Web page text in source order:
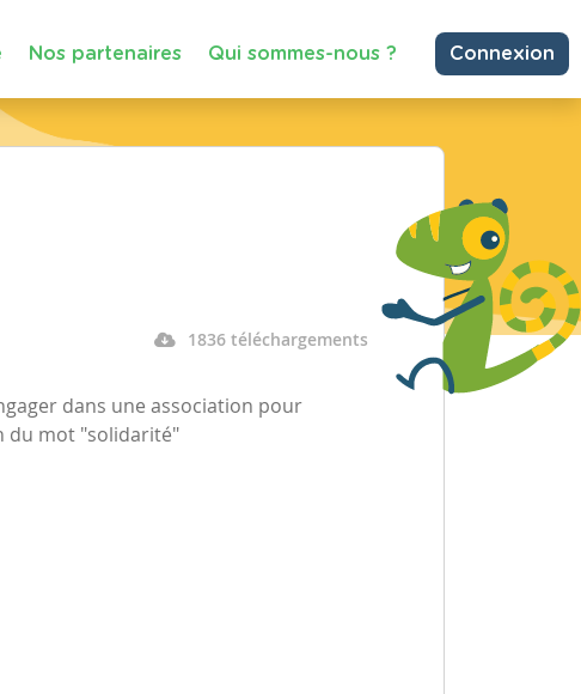
Nos partenaires Qui sommes-nous ? Connexion
1836 téléchargements
dans une association pour
du mot "solidarité"